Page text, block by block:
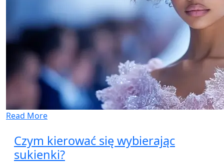
Read More
Czym kierować się wybierając
sukienki?